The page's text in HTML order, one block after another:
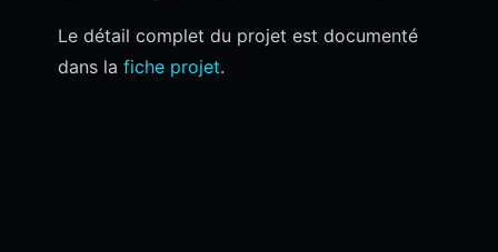
Le détail complet du projet est documenté
dans la fiche projet.